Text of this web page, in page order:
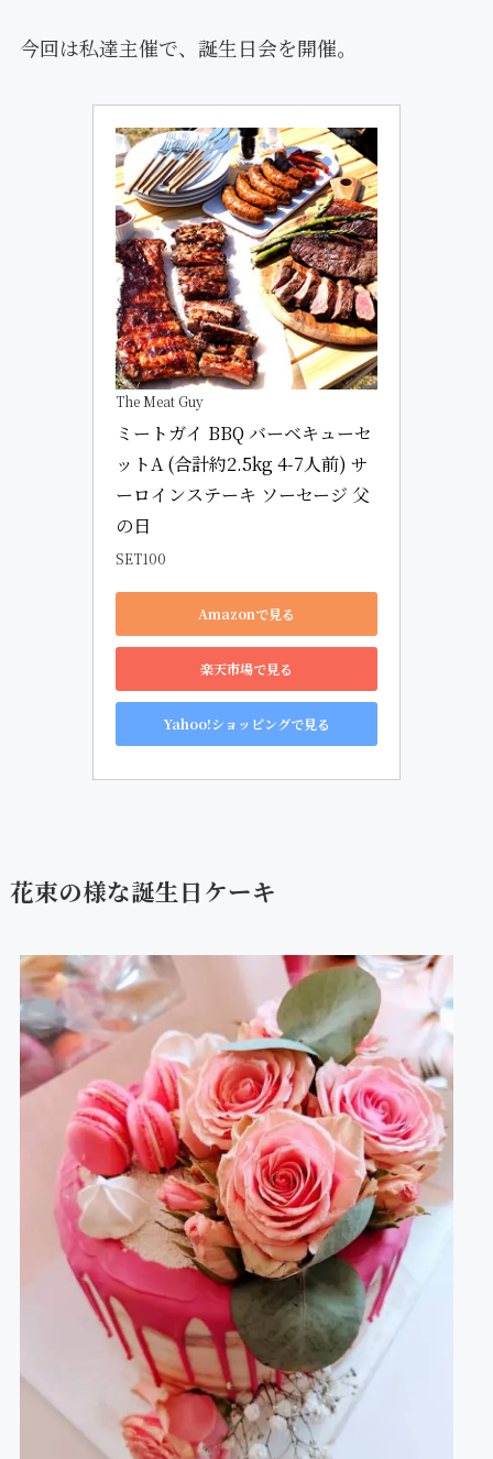
今回は私達主催で、誕生日会を開催。
The Meat Guy
ミートガイ BBQ バーベキューセ
ットA (合計約2.5kg 4-7人前) サ
ーロインステーキ ソーセージ 父
の日
SET100
Amazonで見る
楽天市場で見る
Yahoo!ショッピングで見る
花束の様な誕生日ケーキ